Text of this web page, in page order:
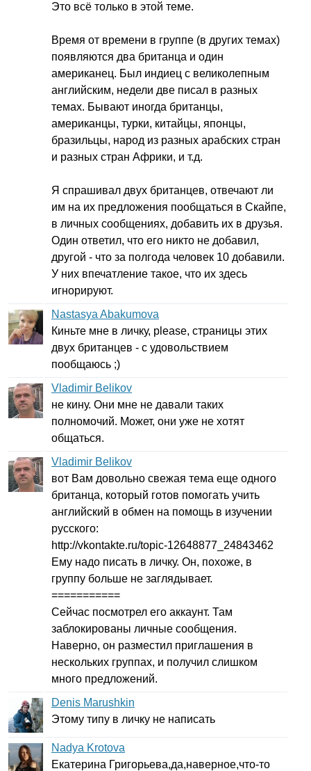
Это всё только в этой теме.
Время от времени в группе (в других темах)
появляются два британца и один
американец. Был индиец с великолепным
английским, недели две писал в разных
темах. Бывают иногда британцы,
американцы, турки, китайцы, японцы,
бразильцы, народ из разных арабских стран
и разных стран Африки, и т.д.
Я спрашивал двух британцев, отвечают ли
им на их предложения пообщаться в Скайпе,
в личных сообщениях, добавить их в друзья.
Один ответил, что его никто не добавил,
другой - что за полгода человек 10 добавили.
У них впечатление такое, что их здесь
игнорируют.
Nastasya Abakumova
Киньте мне в личку, please, страницы этих
двух британцев - с удовольствием
пообщаюсь ;)
Vladimir Belikov
не кину. Они мне не давали таких
полномочий. Может, они уже не хотят
общаться.
Vladimir Belikov
вот Вам довольно свежая тема еще одного
британца, который готов помогать учить
английский в обмен на помощь в изучении
русского:
http://vkontakte.ru/topic-12648877_24843462
Ему надо писать в личку. Он, похоже, в
группу больше не заглядывает.
===========
Сейчас посмотрел его аккаунт. Там
заблокированы личные сообщения.
Наверно, он разместил приглашения в
нескольких группах, и получил слишком
много предложений.
Denis Marushkin
Этому типу в личку не написать
Nadya Krotova
Екатерина Григорьева,да,наверное,что-то